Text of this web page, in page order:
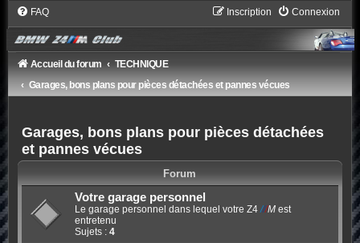
FAQ Connexion
Inscription
Accueil du forum
TECHNIQUE
Garages, bons plans pour pièces détachées et pannes vécues
Garages, bons plans pour pièces détachées
et pannes vécues
Forum
Votre garage personnel
Le garage personnel dans lequel votre Z4///Mest
entretenu
Sujets : 4